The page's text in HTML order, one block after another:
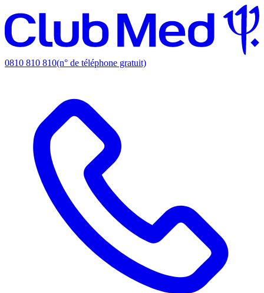
0810 810 810(n° de téléphone gratuit)